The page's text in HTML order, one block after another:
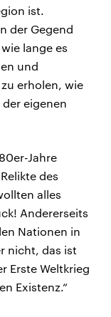
ist.
der Gegend
lange es
und
erholen, wie
eigenen
Jahre
des
alles
Andererseits
Nationen in
nicht, das ist
Erste Weltkrieg
Existenz.“